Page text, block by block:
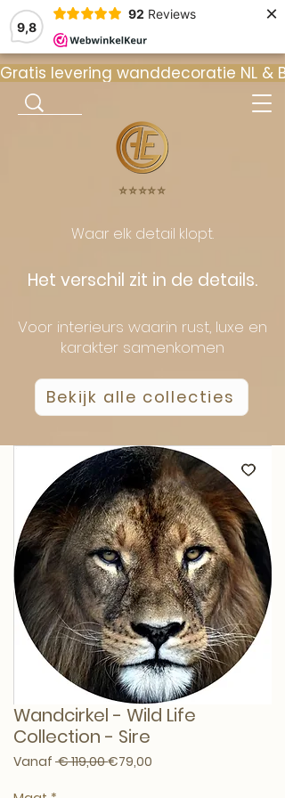
9,8
92 Reviews ×
Gratis levering wanddecoratie NL
⭐️⭐️⭐️⭐️⭐️
Waar elk detail klopt.
Het verschil zit in de details.
Voor interieurs waarin rust, luxe en
karakter samenkomen
Bekijk alle collecties
Wandcirkel - Wild Life
Collection - Sire
Vanaf € 119,00 Normale prijs
€79,00